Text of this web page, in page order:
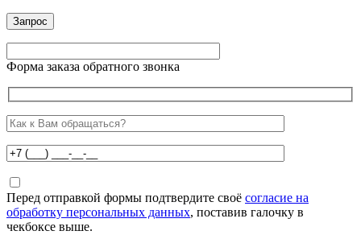
Форма заказа обратного звонка
Перед отправкой формы подтвердите своё согласие на
обработку персональных данных, поставив галочку в
чекбоксе выше.